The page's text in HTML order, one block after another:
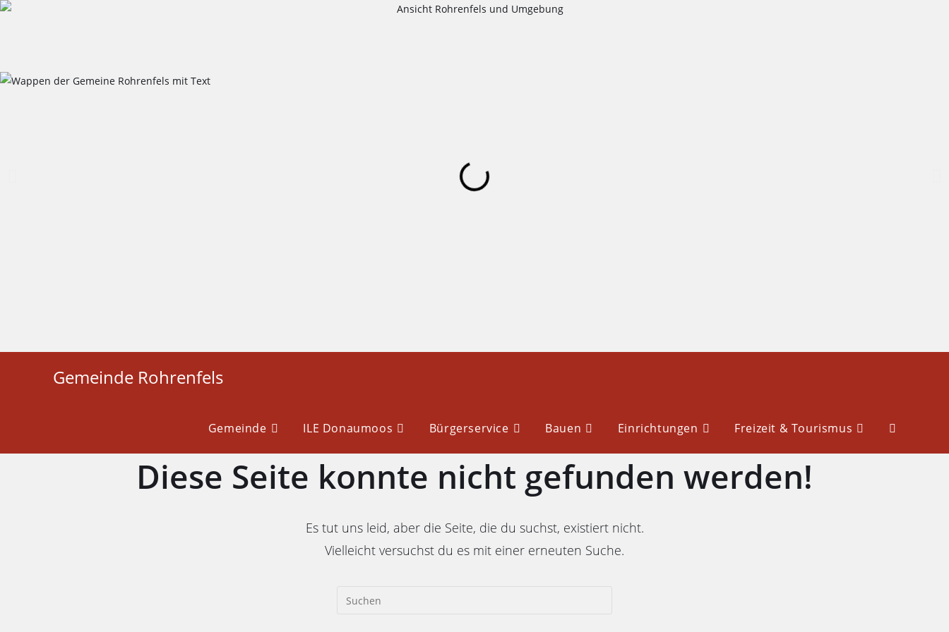
Gemeinde Rohrenfels
Gemeinde ILE Donaumoos Bürgerservice Bauen Einrichtungen Freizeit & Tourismus
Diese Seite konnte nicht gefunden werden!
Es tut uns leid, aber die Seite, die du suchst, existiert nicht.
Vielleicht versuchst du es mit einer erneuten Suche.